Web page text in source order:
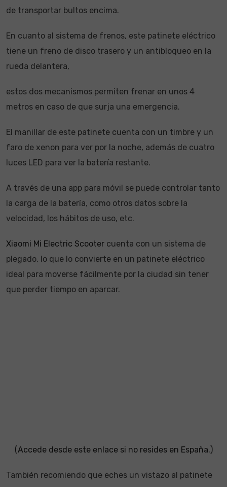
de transportar bultos encima.
En cuanto al sistema de frenos, este patinete eléctrico
tiene un freno de disco trasero y un antibloqueo en la
rueda delantera,
estos dos mecanismos permiten frenar en unos 4
metros en caso de que surja una emergencia.
El manillar de este patinete cuenta con un timbre y un
faro de xenon para ver por la noche, además de cuatro
luces LED para ver la batería restante.
A través de una app para móvil se puede controlar tanto
la carga de la batería, como otros datos sobre la
velocidad, los hábitos de uso, etc.
Xiaomi Mi Electric Scooter cuenta con un sistema de
plegado, lo que lo convierte en un patinete eléctrico
ideal para moverse fácilmente por la ciudad sin tener
que perder tiempo en aparcar.
(Accede desde este enlace si no resides en España.)
También recomiendo que eches un vistazo al patinete